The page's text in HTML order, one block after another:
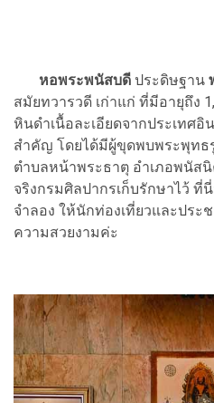
หอพระพนัสบดี ประดิษฐาน
สมัยทวารวดี เก่าแก่ ที่มีอายุถึง
หินดำเนื้อละเอียดจากประเทศอิ
สำคัญ โดยได้มีผู้ขุดพบพระพุทธ
ตำบลหน้าพระธาตุ อำเภอพนัส
จริงกรมศิลปากรเก็บรักษาไว้ ที่
จำลอง ให้นักท่องเที่ยวและปร
ความสวยงามค่ะ